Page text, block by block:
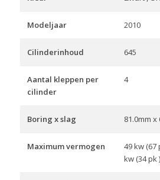
Modeljaar 2010
Cilinderinhoud 645
Aantal kleppen per
cilinder
4
Boring x slag 81.0mm x
Maximum vermogen
49 kw (67
kw (34 pk